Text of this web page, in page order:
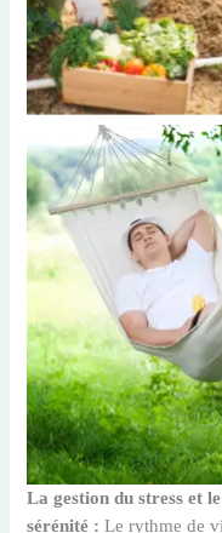
sieste
La gestion du stress et
sérénité : Le rythme de